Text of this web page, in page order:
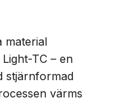
material
TC – en
stjärnformad
värms